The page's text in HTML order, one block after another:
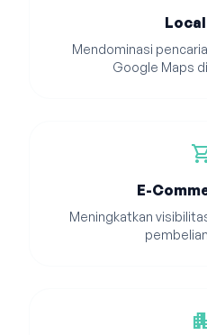
Local
Mendominasi
Google Maps
E-
Meningkatkan